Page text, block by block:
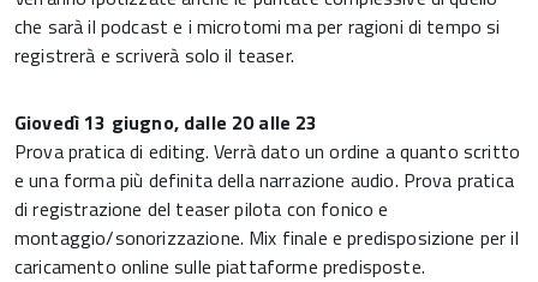
che sarà il podcast e i microtomi ma per ragioni di tempo si
registrerà e scriverà solo il teaser.
Giovedì 13 giugno, dalle 20 alle 23
Prova pratica di editing. Verrà dato un ordine a quanto scritto
e una forma più definita della narrazione audio. Prova pratica
di registrazione del teaser pilota con fonico e
montaggio/sonorizzazione. Mix finale e predisposizione per il
caricamento online sulle piattaforme predisposte.